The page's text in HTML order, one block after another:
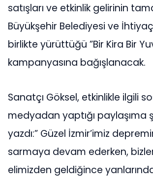
satışları ve etkinlik gelirinin
Büyükşehir Belediyesi ve İhtiyaç
birlikte yürüttüğü ”Bir Kira Bir
kampanyasına bağışlanacak.
Sanatçı Göksel, etkinlikle ilgili
medyadan yaptığı paylaşıma
yazdı:” Güzel İzmir’imiz
sarmaya devam ederken,
elimizden geldiğince